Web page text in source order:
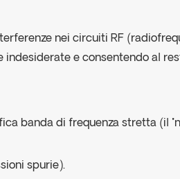
nei circuiti RF
e consentendo al
banda di frequenza stretta (il
spurie).